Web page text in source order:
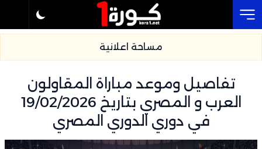
مساحة اعلانية
تفاصيل وموعد مباراة المقاولون
العرب و المصري بتاريخ 19/02/2026
في دوري الدوري المصري